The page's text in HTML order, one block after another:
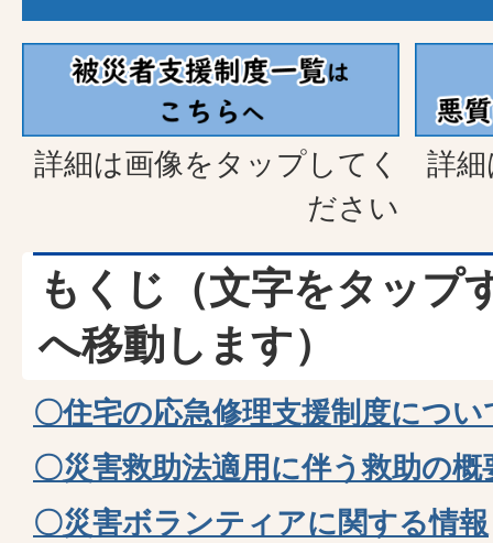
詳細は画像をタップしてく
ださい
詳
もくじ（文字をタップ
へ移動します）
〇住宅の応急修理支援制度につい
〇災害救助法適用に伴う救助の
〇災害ボランティアに関する情報